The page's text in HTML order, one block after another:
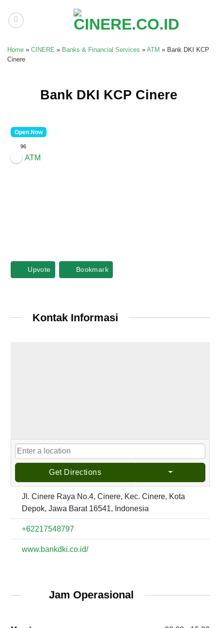
content
Home » CINERE » Banks & Financial Services » ATM » Bank DKI KCP
Cinere
Bank DKI KCP Cinere
Open Now
96
ATM
Upvote Bookmark
Kontak Informasi
Get Directions
Jl. Cinere Raya No.4, Cinere, Kec. Cinere, Kota
Depok, Jawa Barat 16541, Indonesia
+62217548797
www.bankdki.co.id/
Jam Operasional